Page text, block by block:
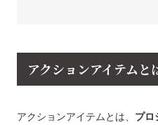
アクションアイテムと
アクションアイテムとは、 プロ